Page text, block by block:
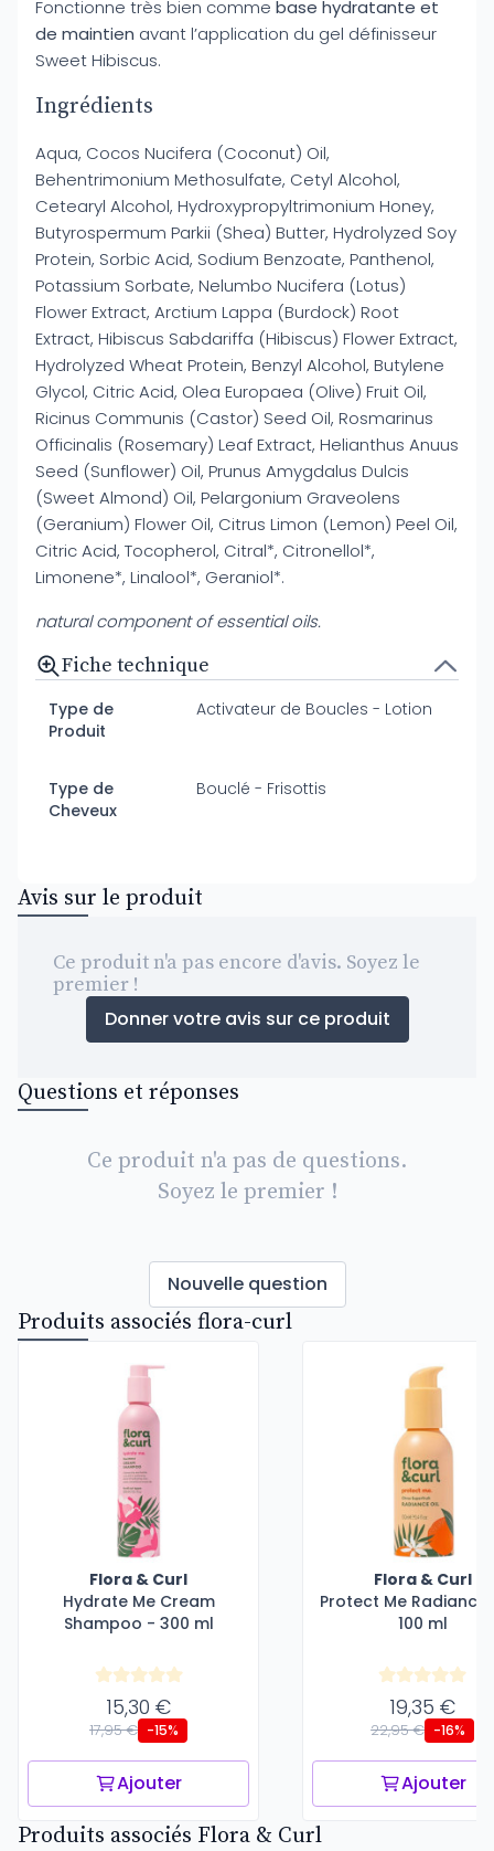
Fonctionne très bien comme base hydratante et
de maintien avant l’application du gel définisseur
Sweet Hibiscus.
Ingrédients
Aqua, Cocos Nucifera (Coconut) Oil,
Behentrimonium Methosulfate, Cetyl Alcohol,
Cetearyl Alcohol, Hydroxypropyltrimonium Honey,
Butyrospermum Parkii (Shea) Butter, Hydrolyzed Soy
Protein, Sorbic Acid, Sodium Benzoate, Panthenol,
Potassium Sorbate, Nelumbo Nucifera (Lotus)
Flower Extract, Arctium Lappa (Burdock) Root
Extract, Hibiscus Sabdariffa (Hibiscus) Flower Extract,
Hydrolyzed Wheat Protein, Benzyl Alcohol, Butylene
Glycol, Citric Acid, Olea Europaea (Olive) Fruit Oil,
Ricinus Communis (Castor) Seed Oil, Rosmarinus
Officinalis (Rosemary) Leaf Extract, Helianthus Anuus
Seed (Sunflower) Oil, Prunus Amygdalus Dulcis
(Sweet Almond) Oil, Pelargonium Graveolens
(Geranium) Flower Oil, Citrus Limon (Lemon) Peel Oil,
Citric Acid, Tocopherol, Citral*, Citronellol*,
Limonene*, Linalool*, Geraniol*.
natural component of essential oils.
Fiche technique
Type de
Produit
Activateur de Boucles - Lotion
Type de
Cheveux
Bouclé - Frisottis
Avis sur le produit
Ce produit n'a pas encore d'avis. Soyez le
premier !
Donner votre avis sur ce produit
Questions et réponses
Ce produit n'a pas de questions.
Soyez le premier !
Nouvelle question
Produits associés flora-curl
Flora & Curl
Hydrate Me Cream
Shampoo - 300 ml
15,30 €
17,95 € -15%
Ajouter
Flora & Curl
Protect Me Radiance
100 ml
19,35 €
22,95 € -16%
Ajouter
Produits associés Flora & Curl